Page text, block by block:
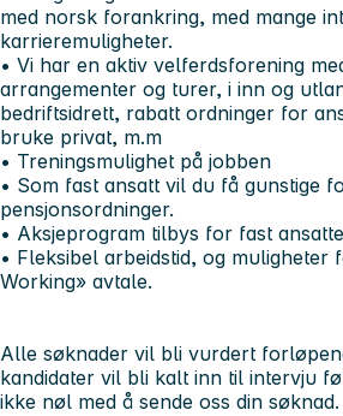
med norsk forankring, med mange
karrieremuligheter.
• Vi har en aktiv velferdsforening
arrangementer og turer, i inn og
bedriftsidrett, rabatt ordninger for
bruke privat, m.m
• Treningsmulighet på jobben
• Som fast ansatt vil du få gunstige
pensjonsordninger.
• Aksjeprogram tilbys for fast
• Fleksibel arbeidstid, og muligheter
Working» avtale.
Alle søknader vil bli vurdert
kandidater vil bli kalt inn til intervju
ikke nøl med å sende oss din søknad.